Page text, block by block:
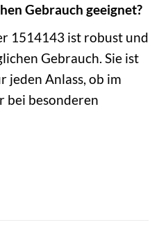
Gebrauch geeignet?
1514143 ist robust und
Gebrauch. Sie ist
jeden Anlass, ob im
bei besonderen